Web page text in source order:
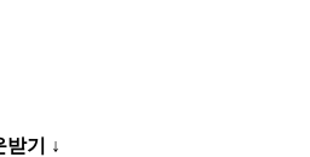
기 ↓